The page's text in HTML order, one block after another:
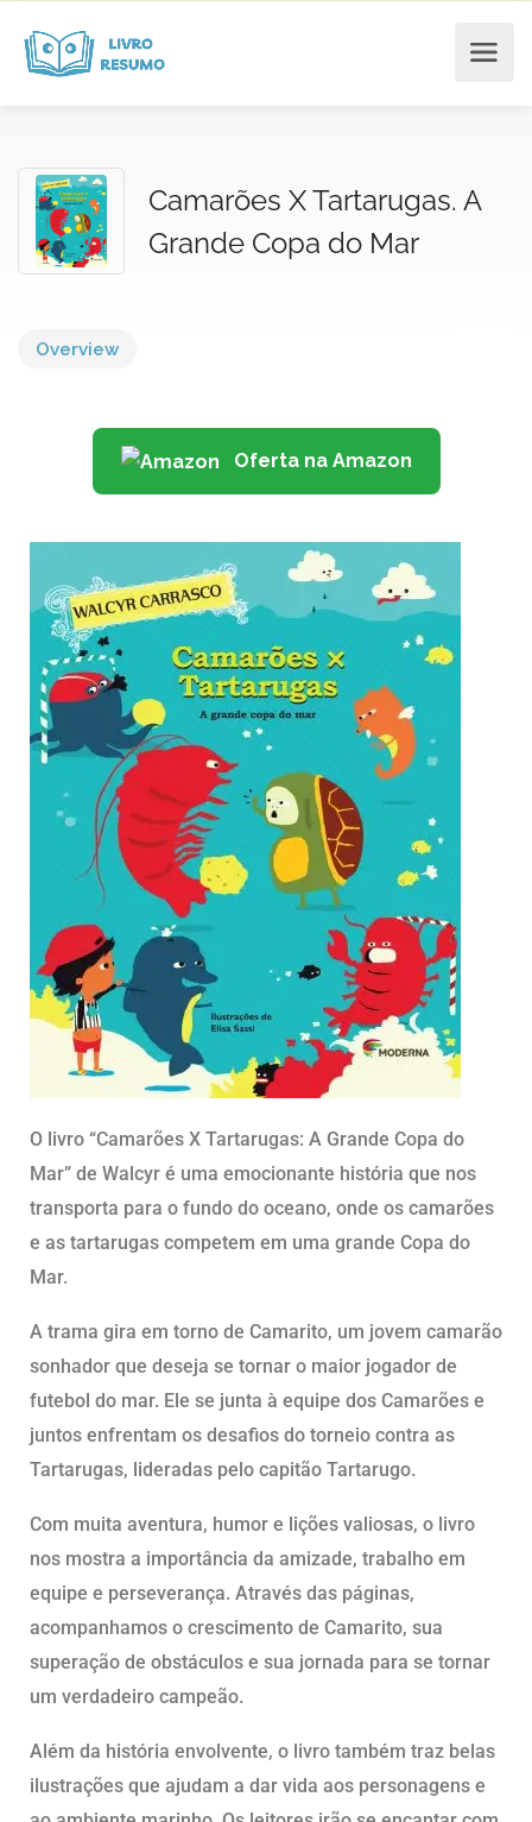
Camarões X Tartarugas. A
Grande Copa do Mar
Overview
Oferta na Amazon
O livro “Camarões X Tartarugas: A Grande Copa do
Mar” de Walcyr é uma emocionante história que nos
transporta para o fundo do oceano, onde os camarões
e as tartarugas competem em uma grande Copa do
Mar.
A trama gira em torno de Camarito, um jovem camarão
sonhador que deseja se tornar o maior jogador de
futebol do mar. Ele se junta à equipe dos Camarões e
juntos enfrentam os desafios do torneio contra as
Tartarugas, lideradas pelo capitão Tartarugo.
Com muita aventura, humor e lições valiosas, o livro
nos mostra a importância da amizade, trabalho em
equipe e perseverança. Através das páginas,
acompanhamos o crescimento de Camarito, sua
superação de obstáculos e sua jornada para se tornar
um verdadeiro campeão.
Além da história envolvente, o livro também traz belas
ilustrações que ajudam a dar vida aos personagens e